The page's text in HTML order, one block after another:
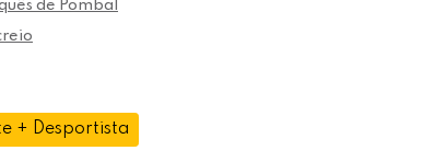
de Pombal
+ Desportista